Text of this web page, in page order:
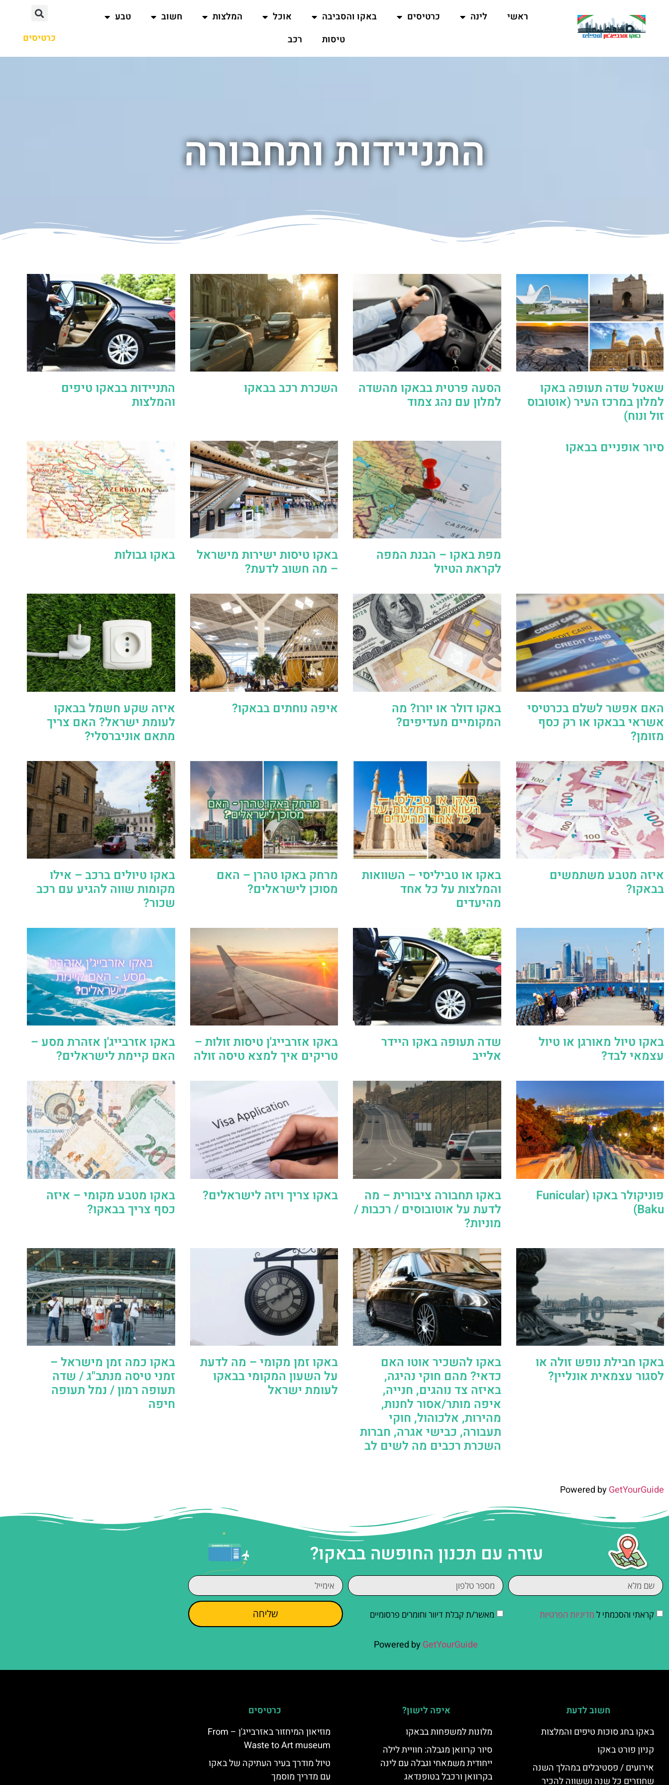
ראשי לינה כרטיסים באקו והסביבה אוכל המלצות חשוב
טבע
טיסות
רכב כרטיסים
התניידות ותחבורה
שאטל שדה תעופה באקו
למלון במרכז העיר (אוטובוס
זול ונוח)
הסעה פרטית בבאקו מהשדה
למלון עם נהג צמוד
השכרת רכב בבאקו
התניידות בבאקו טיפים
והמלצות
סיור אופניים בבאקו
מפת באקו – הבנת המפה
לקראת הטיול
באקו טיסות ישירות מישראל
– מה חשוב לדעת?
באקו גבולות
האם אפשר לשלם בכרטיסי
אשראי בבאקו או רק כסף
מזומן?
באקו דולר או יורו? מה
המקומיים מעדיפים?
איפה נוחתים בבאקו?
איזה שקע חשמל בבאקו
לעומת ישראל? האם צריך
מתאם אוניברסלי?
איזה מטבע משתמשים
בבאקו?
באקו או טביליסי – השוואות
והמלצות על כל אחד
מהיעדים
מרחק באקו טהרן – האם
מסוכן לישראלים?
באקו טיולים ברכב – אילו
מקומות שווה להגיע עם רכב
שכור?
באקו טיול מאורגן או טיול
עצמאי לבד?
שדה תעופה באקו היידר
אלייב
באקו אזרבייג'ן טיסות זולות –
טריקים איך למצא טיסה זולה
באקו אזרבייג'ן אזהרת מסע –
האם קיימת לישראלים?
פוניקולר באקו (Funicular
Baku)
באקו תחבורה ציבורית – מה
לדעת על אוטובוסים / רכבות /
מוניות?
באקו צריך ויזה לישראלים?
באקו מטבע מקומי – איזה
כסף צריך בבאקו?
באקו חבילת נופש זולה או
לסגור עצמאית אונליין?
באקו להשכיר אוטו האם
כדאי? מהם חוקי נהיגה,
באיזה צד נוהגים, חנייה,
איפה מותר/אסור לחנות,
מהירות, אלכוהול, חוקי
תעבורה, כבישי אגרה, חברות
השכרת רכבים מה לשים לב
באקו זמן מקומי – מה לדעת
על השעון המקומי בבאקו
לעומת ישראל
באקו כמה זמן מישראל –
זמני טיסה מנתב"ג / שדה
תעופה רמון / נמל תעופה
חיפה
Powered byGetYourGuide
עזרה עם תכנון החופשה בבאקו?
קראתי והסכמתי ל מדיניות הפרטיות מאשר/ת קבלת דיוור וחומרים פרסומיים שליחה
Powered by GetYourGuide
חשוב לדעת
באקו בחג סוכות טיפים והמלצות
קניון פורט באקו
אירועים / פסטיבלים במהלך השנה
שחוזרים כל שנה וששווה להכיר
איפה לישון?
מלונות למשפחות בבאקו
סיור קרוואן מגבלה: חוויית לילה
ייחודית משמאחי וגבלה עם לינה
בקרוואן ורכבל בטופנדאג
כרטיסים
מוזיאון המיחזור באזרבייג'ן – From
Waste to Art museum
טיול מודרך בעיר העתיקה של באקו
עם מדריך מוסמך